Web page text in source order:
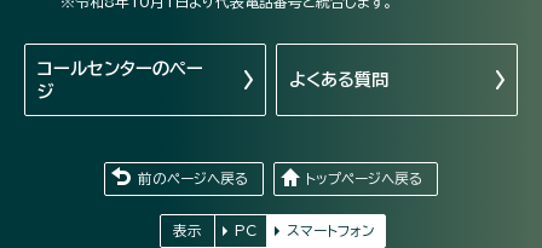
コールセンターのペー
ジ
よくある質問
前のページへ戻る トップページへ戻る
表示 PC スマートフォン